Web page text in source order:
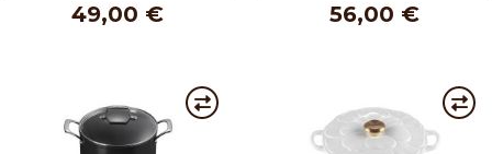
49,00 € 56,00 €